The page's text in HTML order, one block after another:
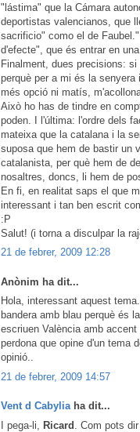
"lástima" que la Cámara
deportistas valencianos, que
sacrificio" como el de
d'efecte", que és entrar en
Finalment, dues precisions: si
perquè per a mi és la
més opció ni matís,
Això ho has de tindre en
poden. I l'última: l'ordre dels
mateixa que la catalana i la
suposa que hem de bastir un
catalanista, per què hem de
nosaltres, doncs, li hem de
En fi, en realitat saps el que
interessant i tan ben escrit
:P
Salut! (i torna a disculpar la
21 de febrer, 2009 12:28
Anònim ha dit...
Hola, interessant aquest
bandera amb blau perquè és
escriuen València amb
perdona que opine d'un tema
opinió..
21 de febrer, 2009 14:57
Vent d Cabyliaha dit...
I pega-li, Ricard . Com pots